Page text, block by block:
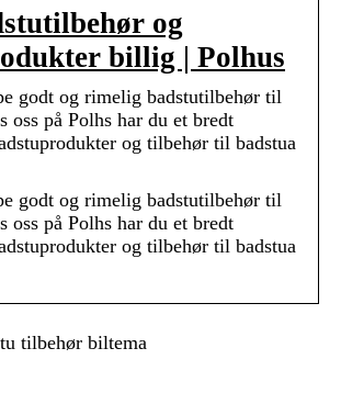
og
billig | Polhus
godt og rimelig badstutilbehør til
oss på Polhs har du et bredt
og tilbehør til badstua
godt og rimelig badstutilbehør til
oss på Polhs har du et bredt
og tilbehør til badstua
tilbehør biltema